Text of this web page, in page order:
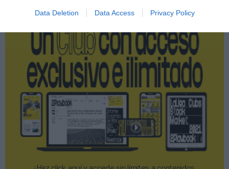
Data Deletion Data Access Privacy Policy